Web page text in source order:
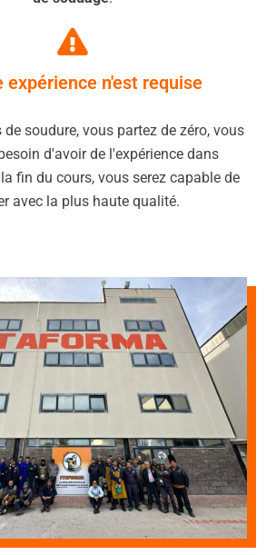
expérience n'est requise
de soudure, vous partez de zéro, vous
d'avoir de l'expérience dans
fin du cours, vous serez capable de
avec la plus haute qualité.